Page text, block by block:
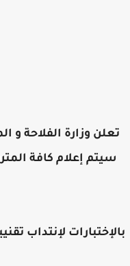
وزارة الفلاحة و
سيتم إعلام كافة
لإنتداب